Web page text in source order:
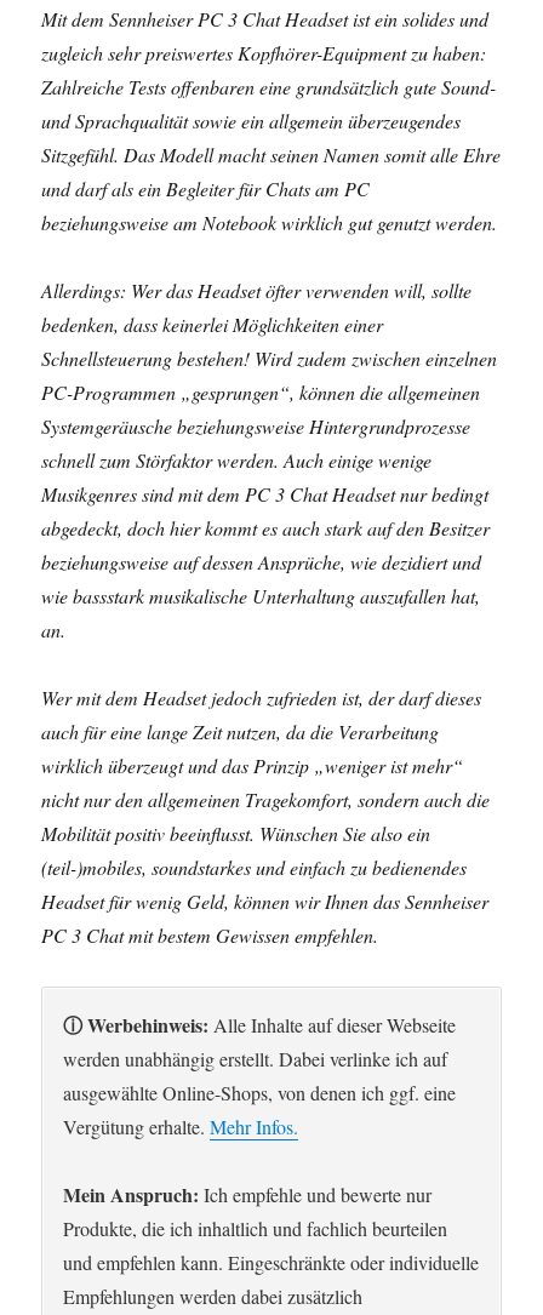
Mit dem Sennheiser PC 3 Chat Headset ist ein solides und
zugleich sehr preiswertes Kopfhörer-Equipment zu haben:
Zahlreiche Tests offenbaren eine grundsätzlich gute Sound-
und Sprachqualität sowie ein allgemein überzeugendes
Sitzgefühl. Das Modell macht seinen Namen somit alle Ehre
und darf als ein Begleiter für Chats am PC
beziehungsweise am Notebook wirklich gut genutzt werden.
Allerdings: Wer das Headset öfter verwenden will, sollte
bedenken, dass keinerlei Möglichkeiten einer
Schnellsteuerung bestehen! Wird zudem zwischen einzelnen
PC-Programmen „gesprungen“, können die allgemeinen
Systemgeräusche beziehungsweise Hintergrundprozesse
schnell zum Störfaktor werden. Auch einige wenige
Musikgenres sind mit dem PC 3 Chat Headset nur bedingt
abgedeckt, doch hier kommt es auch stark auf den Besitzer
beziehungsweise auf dessen Ansprüche, wie dezidiert und
wie bassstark musikalische Unterhaltung auszufallen hat,
an.
Wer mit dem Headset jedoch zufrieden ist, der darf dieses
auch für eine lange Zeit nutzen, da die Verarbeitung
wirklich überzeugt und das Prinzip „weniger ist mehr“
nicht nur den allgemeinen Tragekomfort, sondern auch die
Mobilität positiv beeinflusst. Wünschen Sie also ein
(teil-)mobiles, soundstarkes und einfach zu bedienendes
Headset für wenig Geld, können wir Ihnen das Sennheiser
PC 3 Chat mit bestem Gewissen empfehlen.
ⓘ Werbehinweis: Alle Inhalte auf dieser Webseite
werden unabhängig erstellt. Dabei verlinke ich auf
ausgewählte Online-Shops, von denen ich ggf. eine
Vergütung erhalte.Mehr Infos.
Mein Anspruch: Ich empfehle und bewerte nur
Produkte, die ich inhaltlich und fachlich beurteilen
und empfehlen kann. Eingeschränkte oder individuelle
Empfehlungen werden dabei zusätzlich